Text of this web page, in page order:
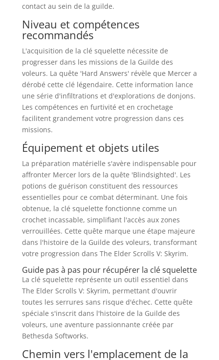
contact au sein de la guilde.
Niveau et compétences
recommandés
L'acquisition de la clé squelette nécessite de
progresser dans les missions de la Guilde des
voleurs. La quête 'Hard Answers' révèle que Mercer a
dérobé cette clé légendaire. Cette information lance
une série d'infiltrations et d'explorations de donjons.
Les compétences en furtivité et en crochetage
facilitent grandement votre progression dans ces
missions.
Équipement et objets utiles
La préparation matérielle s'avère indispensable pour
affronter Mercer lors de la quête 'Blindsighted'. Les
potions de guérison constituent des ressources
essentielles pour ce combat déterminant. Une fois
obtenue, la clé squelette fonctionne comme un
crochet incassable, simplifiant l'accès aux zones
verrouillées. Cette quête marque une étape majeure
dans l'histoire de la Guilde des voleurs, transformant
votre progression dans The Elder Scrolls V: Skyrim.
Guide pas à pas pour récupérer la clé squelette
La clé squelette représente un outil essentiel dans
The Elder Scrolls V: Skyrim, permettant d'ouvrir
toutes les serrures sans risque d'échec. Cette quête
spéciale s'inscrit dans l'histoire de la Guilde des
voleurs, une aventure passionnante créée par
Bethesda Softworks.
Chemin vers l'emplacement de la